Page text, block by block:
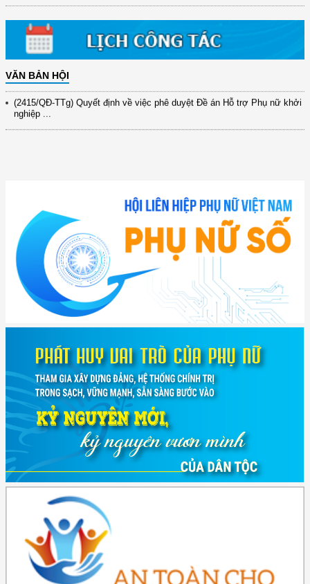
VĂN BẢN HỘI
(417/QĐ-BNNMT) Quyết định phê duyệt Chương trình mục tiêu quốc gia
xây dựng ...
(891/KH-ĐCT) Kế hoạch thực hiện Nghị quyết số 72-NQ/TW ngày
9/9/2025 của Bộ ...
(2415/QĐ-TTg) Quyết định về việc phê duyệt Đề án Hỗ trợ Phụ nữ khởi
nghiệp ...